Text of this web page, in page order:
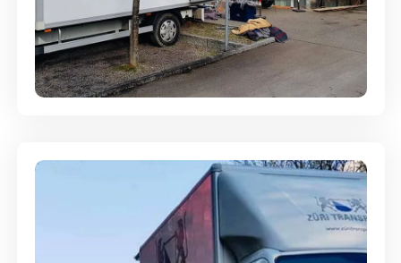
Entsorgung & Räumung